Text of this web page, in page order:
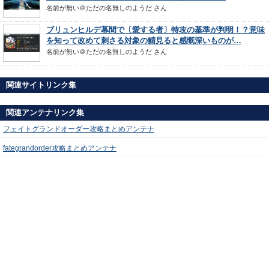
名前が無い＠ただの名無しのようだ さん
ブリュンヒルデ幕間で〔愛する者〕特攻の基準が判明！？意味
を知って改めて刺さる対象の鯖見ると感慨深いものが…
名前が無い＠ただの名無しのようだ さん
関連サイトリンク集
関連アンテナリンク集
フェイトグランドオーダー攻略まとめアンテナ
fategrandorder攻略まとめアンテナ